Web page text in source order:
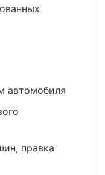
автомобиля
правка